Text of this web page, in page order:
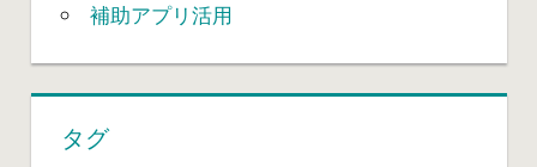
補助アプリ活用
タグ